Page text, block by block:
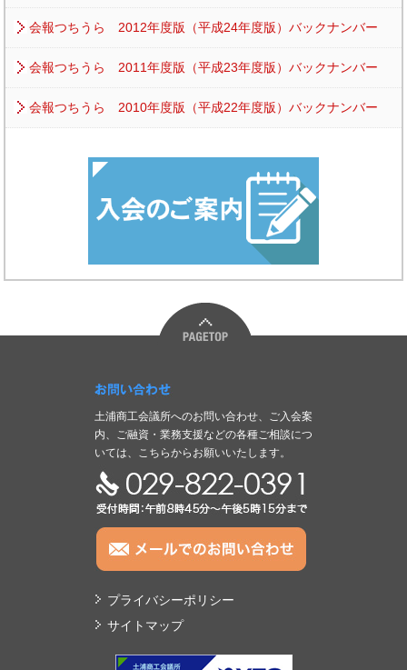
会報つちうら 2012年度版（平成24年度版）バックナンバー
会報つちうら 2011年度版（平成23年度版）バックナンバー
会報つちうら 2010年度版（平成22年度版）バックナンバー
お問い合わせ
土浦商工会議所へのお問い合わせ、ご入会案
内、ご融資・業務支援などの各種ご相談につ
いては、こちらからお願いいたします。
TEL:029-822-0391
プライバシーポリシー
サイトマップ